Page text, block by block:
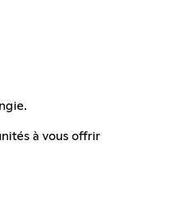
à vous offrir